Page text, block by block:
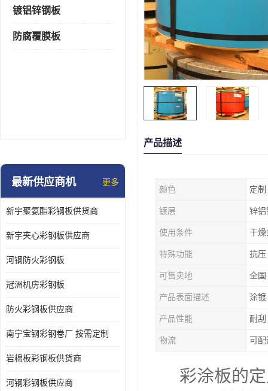
镀铝锌钢板
防腐覆膜板
最新供应商机 更多
新宇聚氨酯彩钢板供货商
新宇夹心彩钢板供应商
河钢防火彩钢板
冠洲机房彩钢板
防火彩钢板供应商
南宁宝钢彩钢卷厂 按需定制
岩棉板彩钢板供货商
河钢彩钢板供应商
产品描述
颜色 定制
镀层 锌铝
使用条件 干燥
特殊功能 抗压
可售卖地 全国
产品表面描述 涂镀
产品性能 耐刮
物流 可
彩涂板的